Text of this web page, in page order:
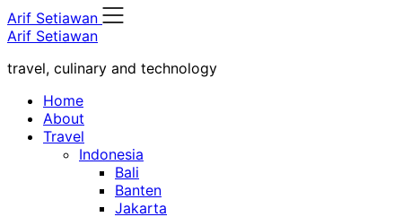
Skip
to
Arif Setiawan
Arif Setiawan
travel, culinary and technology
Home
About
Travel
Indonesia
Bali
Banten
Jakarta